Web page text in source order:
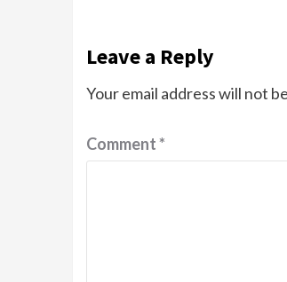
Leave a Reply
Your email address will not
Comment*